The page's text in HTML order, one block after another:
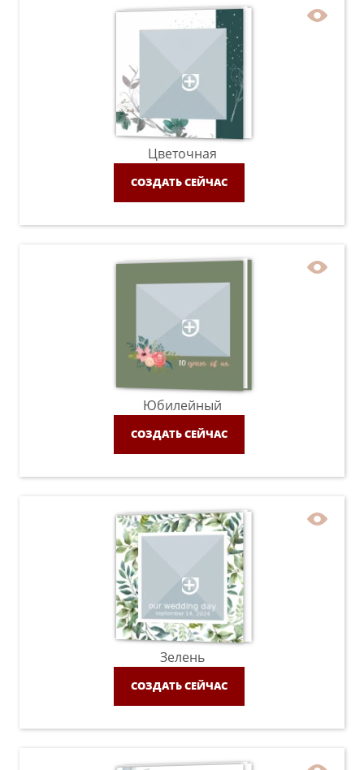
Цветочная
СОЗДАТЬ СЕЙЧАС
Юбилейный
СОЗДАТЬ СЕЙЧАС
Зелень
СОЗДАТЬ СЕЙЧАС